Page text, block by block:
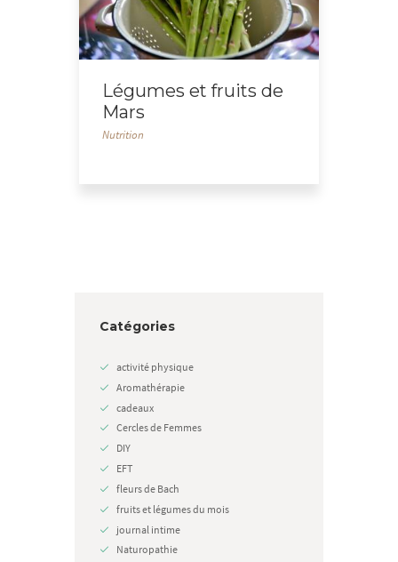
Légumes et fruits de
Mars
Nutrition
Catégories
activité physique
Aromathérapie
cadeaux
Cercles de Femmes
DIY
EFT
fleurs de Bach
fruits et légumes du mois
journal intime
Naturopathie